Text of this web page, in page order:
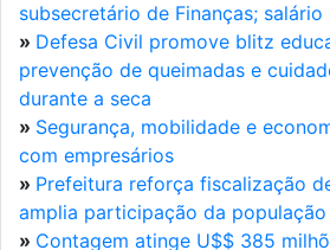
subsecretário de Finanças; salário
» Defesa Civil promove blitz
prevenção de queimadas e
durante a seca
» Segurança, mobilidade e
com empresários
» Prefeitura reforça fiscalização
amplia participação da
» Contagem atinge U$$ 385